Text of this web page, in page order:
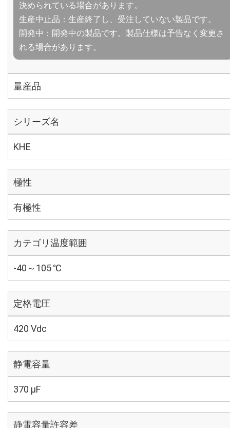
決められている場合があります。
生産中止品：生産終了し、受注していない製品です。
開発中：開発中の製品です。製品仕様は予告なく変更さ
れる場合があります。
量産品
シリーズ名
KHE
極性
有極性
カテゴリ温度範囲
-40～105 ℃
定格電圧
420 Vdc
静電容量
370 µF
静電容量許容差